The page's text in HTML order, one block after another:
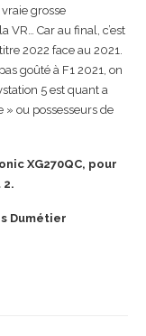
grosse
Car au final, c’est
2022 face au 2021.
goûté à F1 2021, on
5 est quant a
ou possesseurs de
XG270QC, pour
2.
Dumétier